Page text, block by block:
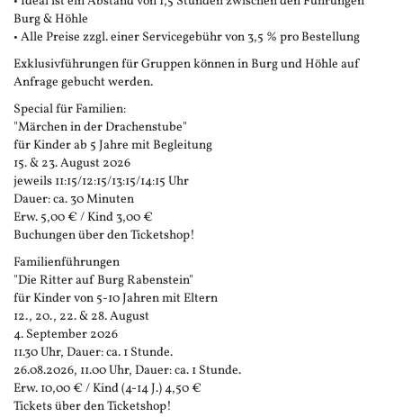
Burg & Höhle
• Alle Preise zzgl. einer Servicegebühr von 3,5 % pro Bestellung
Exklusivführungen für Gruppen können in Burg und Höhle auf
Anfrage gebucht werden.
Special für Familien:
"Märchen in der Drachenstube"
für Kinder ab 5 Jahre mit Begleitung
15. & 23. August 2026
jeweils 11:15/12:15/13:15/14:15 Uhr
Dauer: ca. 30 Minuten
Erw. 5,00 € / Kind 3,00 €
Buchungen über den Ticketshop!
Familienführungen
"Die Ritter auf Burg Rabenstein"
für Kinder von 5-10 Jahren mit Eltern
12., 20., 22. & 28. August
4. September 2026
11.30 Uhr, Dauer: ca. 1 Stunde.
26.08.2026, 11.00 Uhr, Dauer: ca. 1 Stunde.
Erw. 10,00 € / Kind (4-14 J.) 4,50 €
Tickets über den Ticketshop!